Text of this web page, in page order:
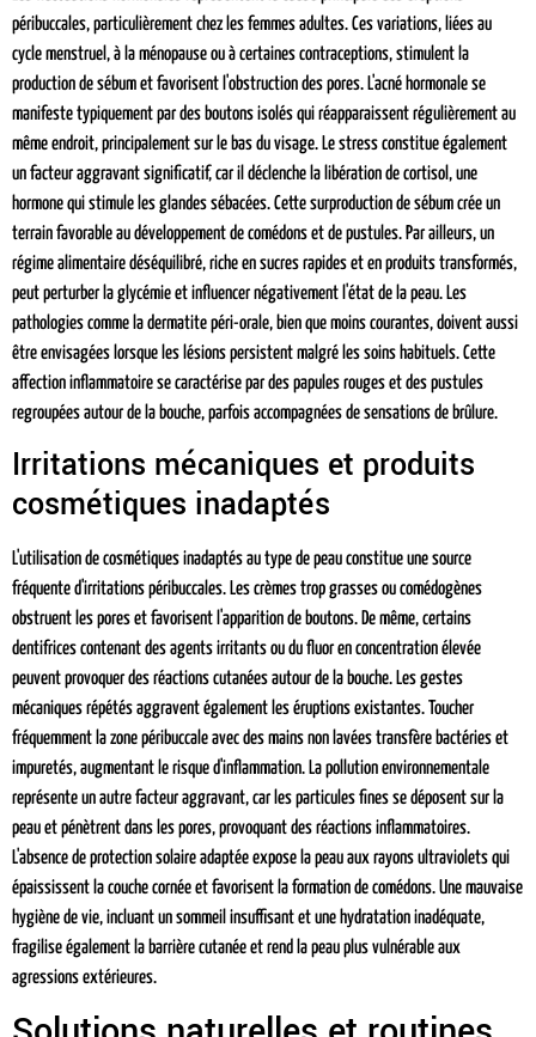
péribuccales, particulièrement chez les femmes adultes. Ces variations, liées au
cycle menstruel, à la ménopause ou à certaines contraceptions, stimulent la
production de sébum et favorisent l'obstruction des pores. L'acné hormonale se
manifeste typiquement par des boutons isolés qui réapparaissent régulièrement au
même endroit, principalement sur le bas du visage. Le stress constitue également
un facteur aggravant significatif, car il déclenche la libération de cortisol, une
hormone qui stimule les glandes sébacées. Cette surproduction de sébum crée un
terrain favorable au développement de comédons et de pustules. Par ailleurs, un
régime alimentaire déséquilibré, riche en sucres rapides et en produits transformés,
peut perturber la glycémie et influencer négativement l'état de la peau. Les
pathologies comme la dermatite péri-orale, bien que moins courantes, doivent aussi
être envisagées lorsque les lésions persistent malgré les soins habituels. Cette
affection inflammatoire se caractérise par des papules rouges et des pustules
regroupées autour de la bouche, parfois accompagnées de sensations de brûlure.
Irritations mécaniques et produits
cosmétiques inadaptés
L'utilisation de cosmétiques inadaptés au type de peau constitue une source
fréquente d'irritations péribuccales. Les crèmes trop grasses ou comédogènes
obstruent les pores et favorisent l'apparition de boutons. De même, certains
dentifrices contenant des agents irritants ou du fluor en concentration élevée
peuvent provoquer des réactions cutanées autour de la bouche. Les gestes
mécaniques répétés aggravent également les éruptions existantes. Toucher
fréquemment la zone péribuccale avec des mains non lavées transfère bactéries et
impuretés, augmentant le risque d'inflammation. La pollution environnementale
représente un autre facteur aggravant, car les particules fines se déposent sur la
peau et pénètrent dans les pores, provoquant des réactions inflammatoires.
L'absence de protection solaire adaptée expose la peau aux rayons ultraviolets qui
épaississent la couche cornée et favorisent la formation de comédons. Une mauvaise
hygiène de vie, incluant un sommeil insuffisant et une hydratation inadéquate,
fragilise également la barrière cutanée et rend la peau plus vulnérable aux
agressions extérieures.